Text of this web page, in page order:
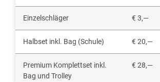
Einzelschläger € 3,—
Halbset inkl. Bag (Schule) € 20,—
Premium Komplettset inkl.
Bag und Trolley
€ 28,—